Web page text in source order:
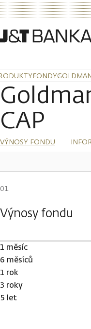
FONDY
CAP
VÝNOSY FONDU
Výnosy fondu
1 měsíc
6 měsíců
1 rok
3 roky
5 let